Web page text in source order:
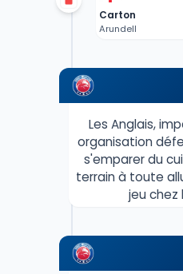
Carton
Arundell
Les Anglais,
organisation
s'emparer du
terrain à toute
jeu chez